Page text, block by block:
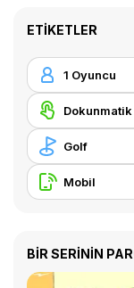
ETIKETLER
1 Oyuncu
Golf
Mobil
BİR SERİNİN